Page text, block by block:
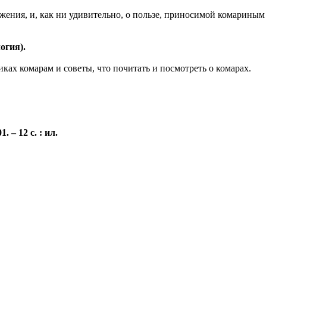
и, как ни удивительно, о пользе, приносимой комариным
комарам и советы, что почитать и посмотреть о комарах.
– 12 с. : ил.